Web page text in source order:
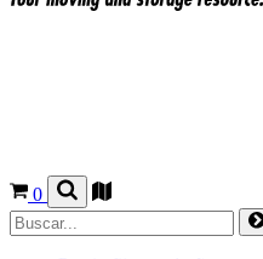
0